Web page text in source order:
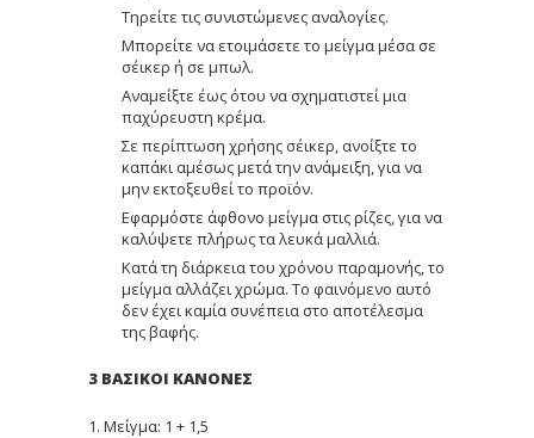
Τηρείτε τις συνιστώμενες αναλογίες.
Μπορείτε να ετοιμάσετε το μείγμα μέσα σε
σέικερ ή σε μπωλ.
Αναμείξτε έως ότου να σχηματιστεί μια
παχύρευστη κρέμα.
Σε περίπτωση χρήσης σέικερ, ανοίξτε το
καπάκι αμέσως μετά την ανάμειξη, για να
μην εκτοξευθεί το προϊόν.
Εφαρμόστε άφθονο μείγμα στις ρίζες, για να
καλύψετε πλήρως τα λευκά μαλλιά.
Κατά τη διάρκεια του χρόνου παραμονής, το
μείγμα αλλάζει χρώμα. Το φαινόμενο αυτό
δεν έχει καμία συνέπεια στο αποτέλεσμα
της βαφής.
3 ΒΑΣΙΚΟΙ ΚΑΝΟΝΕΣ
1. Μείγμα: 1 + 1,5